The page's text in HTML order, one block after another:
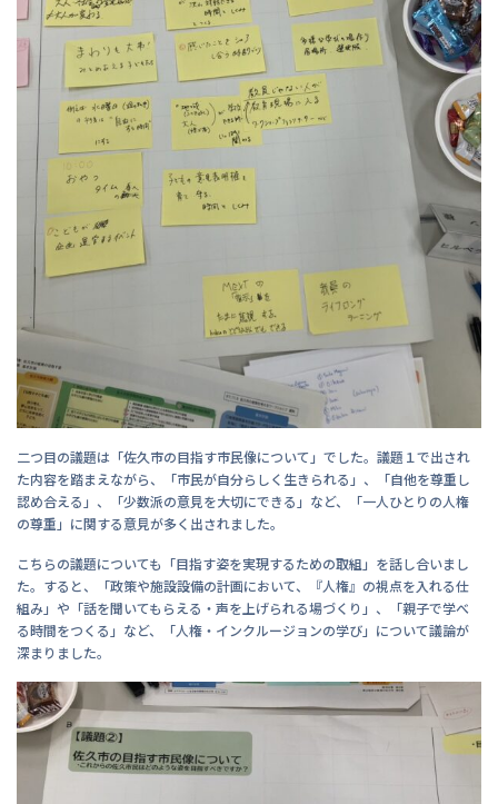
二つ目の議題は「佐久市の目指す市民像について」でした。議題１で出され
た内容を踏まえながら、「市民が自分らしく生きられる」、「自他を尊重し
認め合える」、「少数派の意見を大切にできる」など、「一人ひとりの人権
の尊重」に関する意見が多く出されました。
こちらの議題についても「目指す姿を実現するための取組」を話し合いまし
た。すると、「政策や施設設備の計画において、『人権』の視点を入れる仕
組み」や「話を聞いてもらえる・声を上げられる場づくり」、「親子で学べ
る時間をつくる」など、「人権・インクルージョンの学び」について議論が
深まりました。